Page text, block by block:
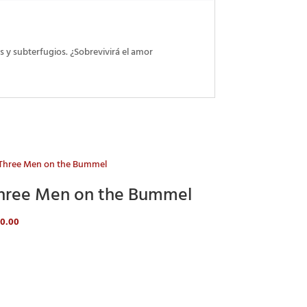
y subterfugios. ¿Sobrevivirá el amor
Men on the Bummel